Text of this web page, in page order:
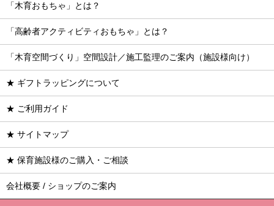
「木育おもちゃ」とは？
「高齢者アクティビティおもちゃ」とは？
「木育空間づくり」空間設計／施工監理のご案内（施設様向け）
★ ギフトラッピングについて
★ ご利用ガイド
★ サイトマップ
★ 保育施設様のご購入・ご相談
会社概要 / ショップのご案内